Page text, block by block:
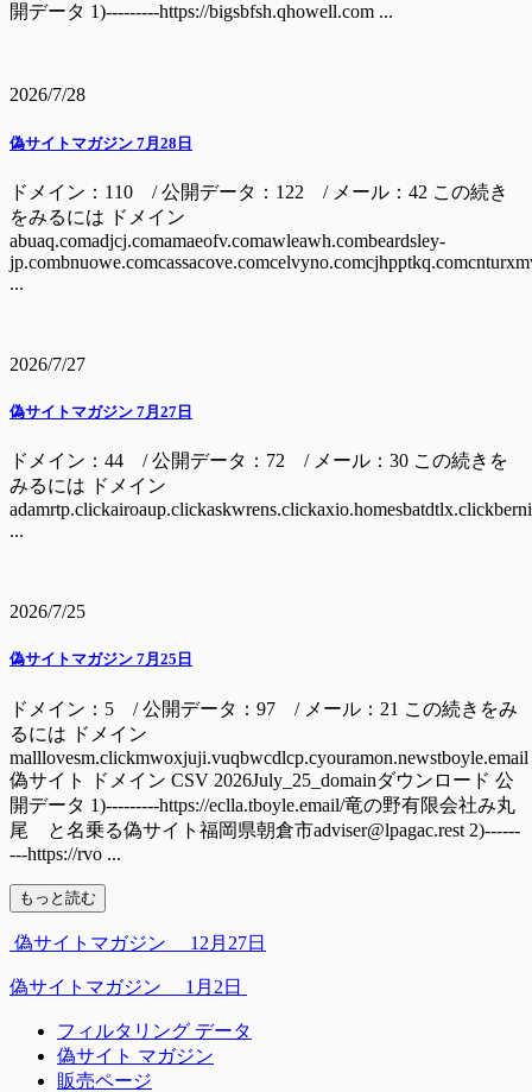
開データ 1)---------https://bigsbfsh.qhowell.com ...
2026/7/28
偽サイトマガジン 7月28日
ドメイン：110 / 公開データ：122 / メール：42 この続き
をみるには ドメイン
abuaq.comadjcj.comamaeofv.comawleawh.combeardsley-
...
2026/7/27
偽サイトマガジン 7月27日
ドメイン：44 / 公開データ：72 / メール：30 この続きを
みるには ドメイン
...
2026/7/25
偽サイトマガジン 7月25日
ドメイン：5 / 公開データ：97 / メール：21 この続きをみ
るには ドメイン
malllovesm.clickmwoxjuji.vuqbwcdlcp.cyouramon.newstboyle.email
偽サイト ドメイン CSV 2026July_25_domainダウンロード 公
開データ 1)---------https://eclla.tboyle.email/竜の野有限会社み丸
尾 と名乗る偽サイト福岡県朝倉市adviser@lpagac.rest 2)------
---https://rvo ...
もっと読む
偽サイトマガジン 12月27日
偽サイトマガジン 1月2日
フィルタリング データ
偽サイト マガジン
販売ページ